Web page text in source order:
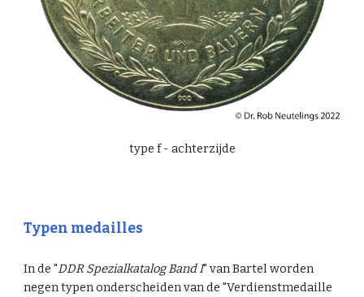
type f - achterzijde
Typen medailles
In de "DDR Spezialkatalog Band I" van Bartel worden
negen typen onderscheiden van de "Verdienstmedaille